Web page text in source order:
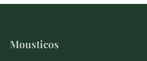
Mousticos